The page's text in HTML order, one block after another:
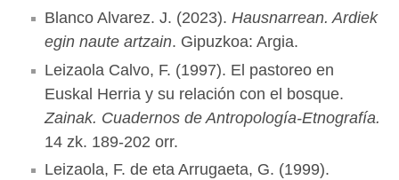
Blanco Alvarez. J. (2023). Hausnarrean. Ardiek
egin naute artzain. Gipuzkoa: Argia.
Leizaola Calvo, F. (1997). El pastoreo en
Euskal Herria y su relación con el bosque.
Zainak. Cuadernos de Antropología-Etnografía.
14 zk. 189-202 orr.
Leizaola, F. de eta Arrugaeta, G. (1999).